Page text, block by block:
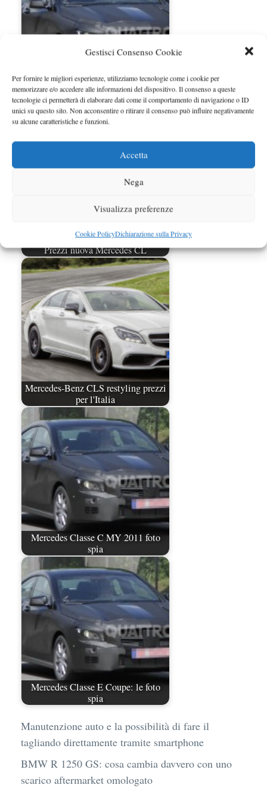
Gestisci Consenso Cookie
Per fornire le migliori esperienze, utilizziamo tecnologie come i cookie per
memorizzare e/o accedere alle informazioni del dispositivo. Il consenso a queste
tecnologie ci permetterà di elaborare dati come il comportamento di navigazione o ID
unici su questo sito. Non acconsentire o ritirare il consenso può influire negativamente
su alcune caratteristiche e funzioni.
Accetta
Nega
Visualizza preferenze
Cookie PolicyDichiarazione sulla Privacy
Test Drive Mercedes GLK: le foto
Prezzi nuova Mercedes CL
Mercedes-Benz CLS restyling prezzi
per l'Italia
Mercedes Classe C MY 2011 foto
spia
Mercedes Classe E Coupe: le foto
spia
Manutenzione auto e la possibilità di fare il
tagliando direttamente tramite smartphone
BMW R 1250 GS: cosa cambia davvero con uno
scarico aftermarket omologato